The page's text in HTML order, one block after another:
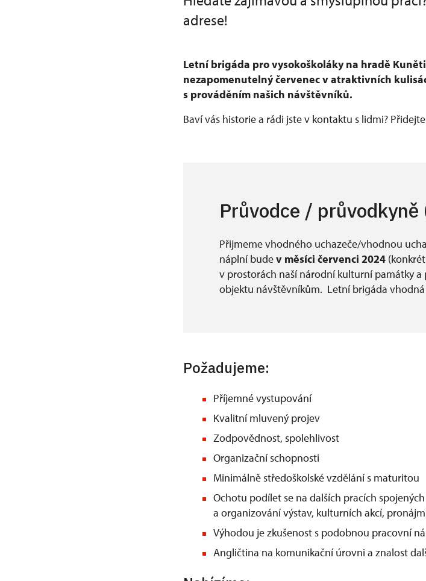
adrese!
Letní brigáda pro vysokoškoláky na hradě
nezapomenutelný červenec v atraktivních
s prováděním našich návštěvníků.
Baví vás historie a rádi jste v kontaktu s lidmi?
Průvodce /
Přijmeme vhodného uchazeče/vhodnou
náplní budev měsíci červenci 2024
v prostorách naší národní kulturní památky
objektu návštěvníkům. Letní brigáda
Požadujeme:
Příjemné vystupování
Kvalitní mluvený projev
Zodpovědnost, spolehlivost
Organizační schopnosti
Minimálně středoškolské vzdělání s maturitou
Ochotu podílet se na dalších pracích
a organizování výstav, kulturních akcí,
Výhodou je zkušenost s podobnou pracovní
Angličtina na komunikační úrovni a znalost